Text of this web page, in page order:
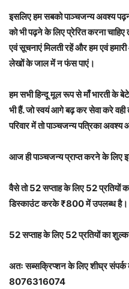
इसलिए हम सबको पाञ्चजन्य अवश्य
को भी पढ़ने के लिए प्रेरित करना चाहिए
एवं सूचनाएं मिलती रहें और हम एवं हमारी
लेखों के जाल में न फंस पाएं।
हम सभी हिन्दू मूल रूप से माँ भारती के
भी हैं. जो स्वयं आगे बढ़ कर सेवा करे
परिवार में तो पाञ्चजन्य पत्रिका अवश्य
आज ही पाञ्चजन्य प्राप्त करने के
वैसे तो 52 सप्ताह के लिए 52
डिस्काउंट करके ₹800 में उपलब्ध है।
52 सप्ताह के लिए 52 प्रतियों का
अतः सब्सक्रिप्शन के लिए शीघ्र
8076316074